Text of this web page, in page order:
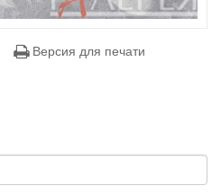
Версия для печати